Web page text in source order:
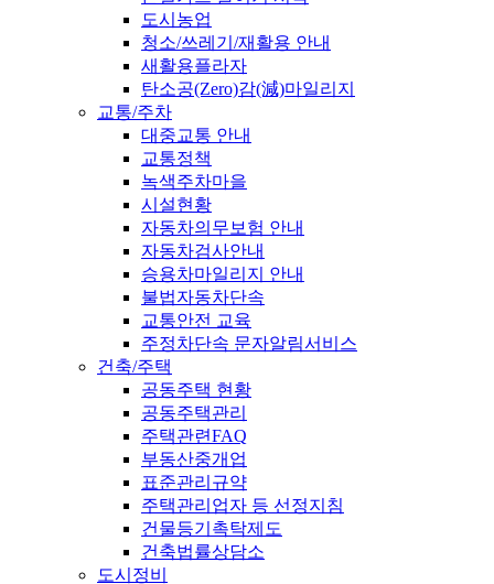
도시농업
청소/쓰레기/재활용 안내
새활용플라자
탄소공(Zero)감(減)마일리지
교통/주차
대중교통 안내
교통정책
녹색주차마을
시설현황
자동차의무보험 안내
자동차검사안내
승용차마일리지 안내
불법자동차단속
교통안전 교육
주정차단속 문자알림서비스
건축/주택
공동주택 현황
공동주택관리
주택관련FAQ
부동산중개업
표준관리규약
주택관리업자 등 선정지침
건물등기촉탁제도
건축법률상담소
도시정비